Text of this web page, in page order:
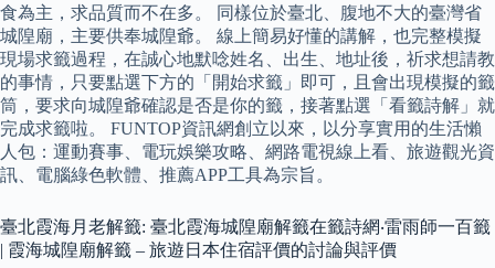
食為主，求品質而不在多。 同樣位於臺北、腹地不大的臺灣省
城隍廟，主要供奉城隍爺。 線上簡易好懂的講解，也完整模擬
現場求籤過程，在誠心地默唸姓名、出生、地址後，祈求想請教
的事情，只要點選下方的「開始求籤」即可，且會出現模擬的籤
筒，要求向城隍爺確認是否是你的籤，接著點選「看籤詩解」就
完成求籤啦。 FUNTOP資訊網創立以來，以分享實用的生活懶
人包：運動賽事、電玩娛樂攻略、網路電視線上看、旅遊觀光資
訊、電腦綠色軟體、推薦APP工具為宗旨。
臺北霞海月老解籤: 臺北霞海城隍廟解籤在籤詩網‧雷雨師一百籤
| 霞海城隍廟解籤 – 旅遊日本住宿評價的討論與評價